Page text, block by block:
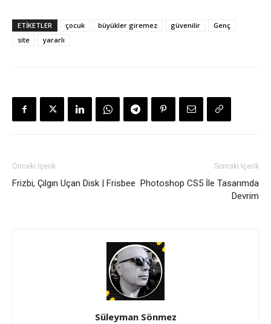
ETİKETLER çocuk büyükler giremez güvenilir
Genç
site
yararlı
Önceki İçerik
Frizbi, Çılgın Uçan Disk | Frisbee
Sonraki İçerik
Photoshop CS5 İle Tasarımda
Devrim
Süleyman Sönmez